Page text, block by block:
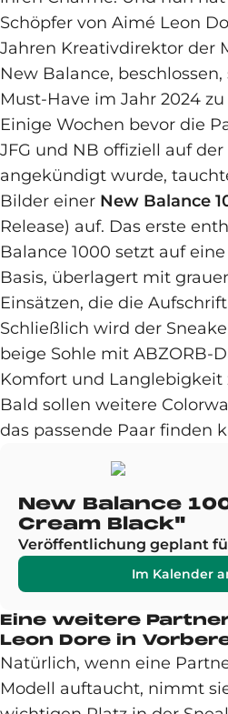
Schöpfer von Aimé Leon
Jahren Kreativdirektor der
New Balance,
Must-Have im Jahr 2024
Einige Wochen bevor die
JFG und NB offiziell auf
angekündigt wurde,
Bilder einer New Balance
Release) auf. Das erste
Balance 1000 setzt auf
Basis, überlagert mit
Einsätzen, die die Aufschrift
Schließlich wird der
beige Sohle mit ABZORB-
Komfort und Langlebigkeit
Bald sollen weitere
das passende Paar finden
New Balance
Cream Black"
Veröffentlichung geplant
Im Kalender
Eine weitere
Leon Dore in
Natürlich, wenn eine
Modell auftaucht, nimmt